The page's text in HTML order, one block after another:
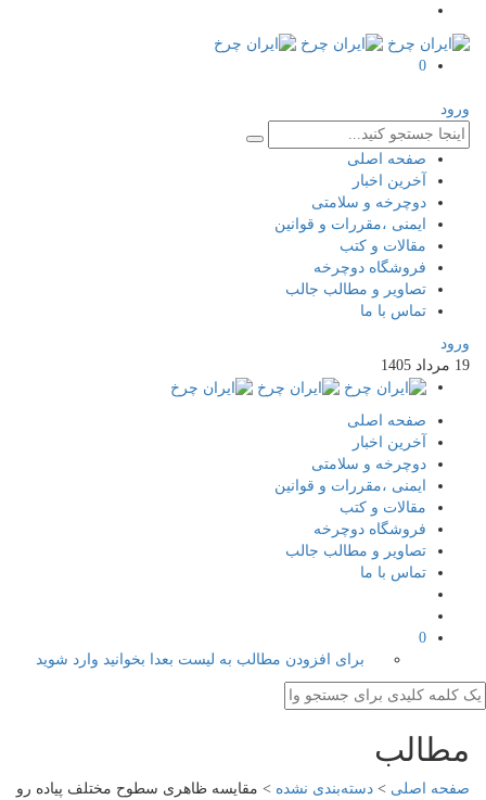
صفحه اصلی
آخرین اخبار
دوچرخه و سلامتی
ایمنی ،مقررات و قوانین
مقالات و کتب
فروشگاه دوچرخه
تصاویر و مطالب جالب
تماس با ما
1405
صفحه اصلی
آخرین اخبار
دوچرخه و سلامتی
ایمنی ،مقررات و قوانین
مقالات و کتب
فروشگاه دوچرخه
تصاویر و مطالب جالب
تماس با ما
برای افزودن مطالب به لیست بعدا بخوانید وارد شوید
اصلی> دسته‌بندی نشده> مقايسه ظاهری سطوح مختلف پياده رو